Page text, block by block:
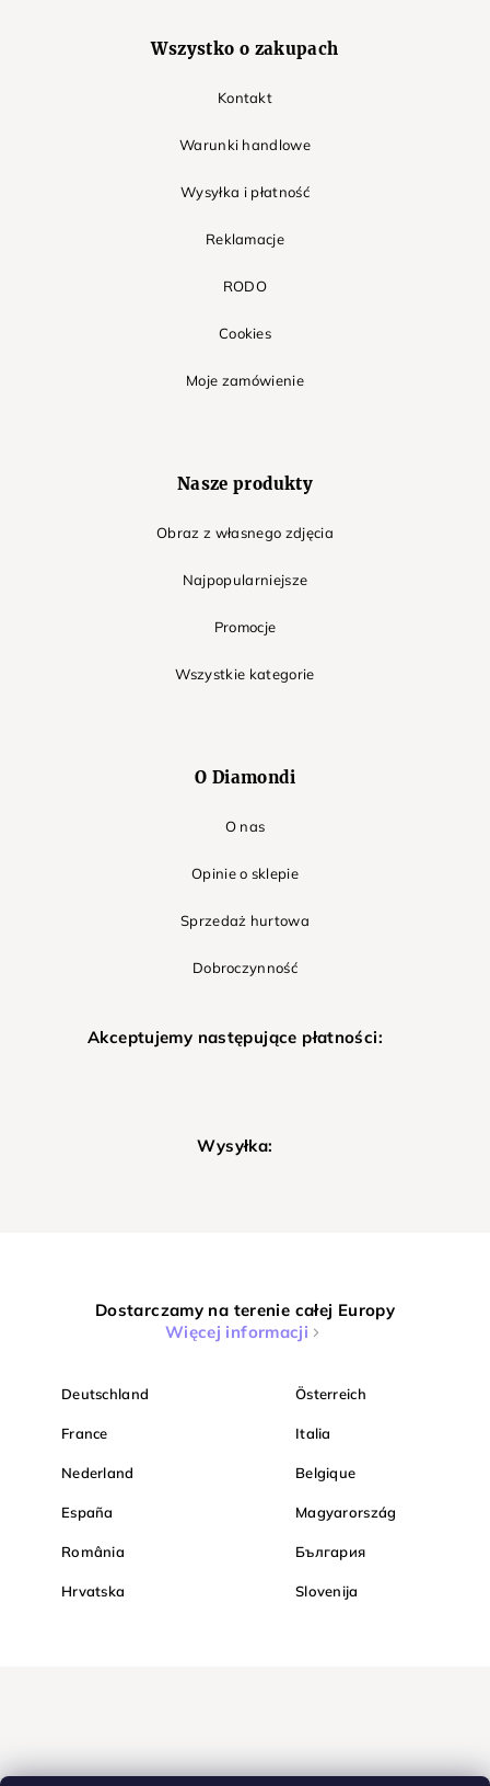
Wszystko o zakupach
Kontakt
Warunki handlowe
Wysyłka i płatność
Reklamacje
RODO
Cookies
Moje zamówienie
Nasze produkty
Obraz z własnego zdjęcia
Najpopularniejsze
Promocje
Wszystkie kategorie
O Diamondi
O nas
Opinie o sklepie
Sprzedaż hurtowa
Dobroczynność
Akceptujemy następujące płatności:
Wysyłka:
Dostarczamy na terenie całej Europy
Więcej informacji
Deutschland Österreich
France Italia
Nederland Belgique
España Magyarország
România България
Hrvatska Slovenija